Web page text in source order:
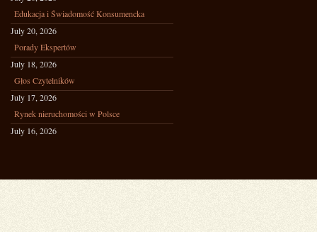
Edukacja i Świadomość Konsumencka
July 20, 2026
Porady Ekspertów
July 18, 2026
Głos Czytelników
July 17, 2026
Rynek nieruchomości w Polsce
July 16, 2026